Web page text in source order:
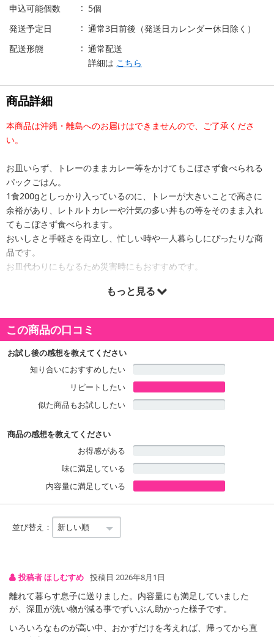
申込可能個数
5個
発送予定日
通常3日前後（発送日カレンダー休日除く）
配送形態
通常配送
詳細は こちら
商品詳細
本商品は沖縄・離島へのお届けはできませんので、ご了承くださ
い。
お皿いらず、トレーのままカレー等をかけてもこぼさず食べられる
パックごはん。
1食200gとしっかり入っているのに、トレーが大きいことで高さに
余裕があり、レトルトカレーや汁気の多い丼もの等をそのまま入れ
てもこぼさず食べられます。
おいしさと手軽さを両立し、忙しい時や一人暮らしにぴったりな商
品です。
お皿代わりにもなるため災害時にもおすすめです。
もっと見る
この商品の口コミ
お試し後の感想を教えてください
知り合いにおすすめしたい
リピートしたい
似た商品もお試ししたい
商品の感想を教えてください
お得感がある
味に満足している
内容量に満足している
並び替え：
投稿者 ほしむすめ 投稿日 2026年8月1日
離れて暮らす息子に送りました。内容量にも満足していました
が、深皿が洗い物が減る事でずいぶん助かった様子です。
いろいろなものが高い中、おかずだけを考えれば、帰ってから直